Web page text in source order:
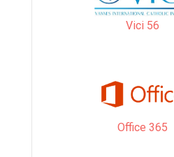
Vici 56
Office 365